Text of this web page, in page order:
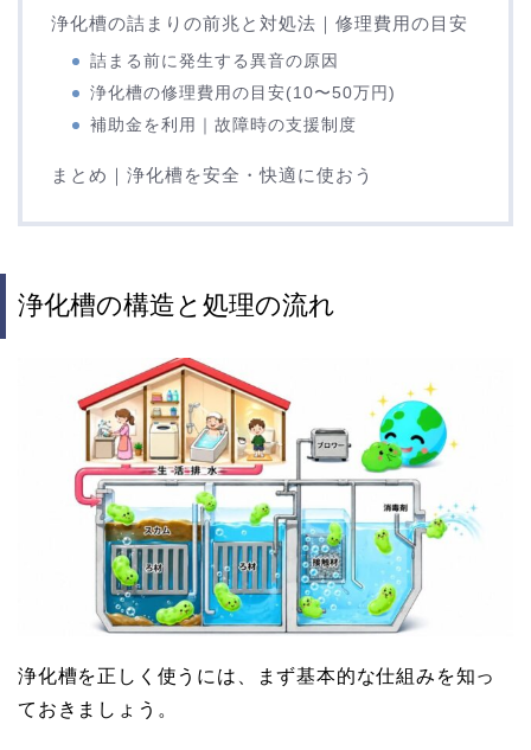
浄化槽の詰まりの前兆と対処法｜修理費用の目安
詰まる前に発生する異音の原因
浄化槽の修理費用の目安(10〜50万円)
補助金を利用｜故障時の支援制度
まとめ｜浄化槽を安全・快適に使おう
浄化槽の構造と処理の流れ
浄化槽を正しく使うには、まず基本的な仕組みを知っ
ておきましょう。